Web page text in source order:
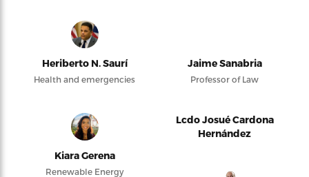
Heriberto N. Saurí
Health and emergencies
Jaime Sanabria
Professor of Law
Kiara Gerena
Renewable Energy
Lcdo Josué Cardona
Hernández